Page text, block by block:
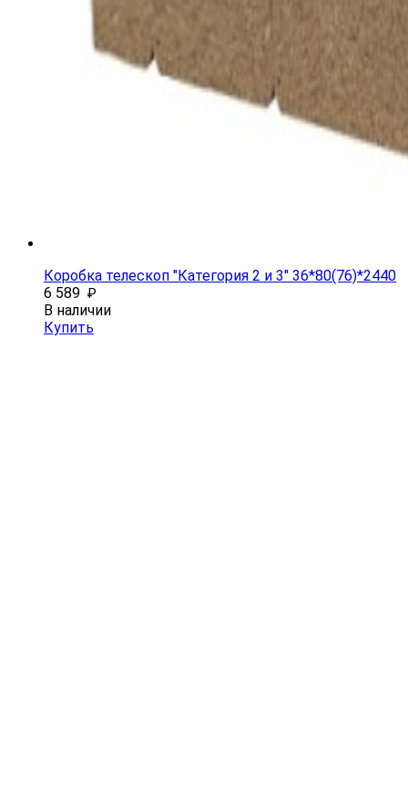
Коробка телескоп "Категория 2 и 3" 36*80(76)*2440
6 589 ₽
В наличии
Купить